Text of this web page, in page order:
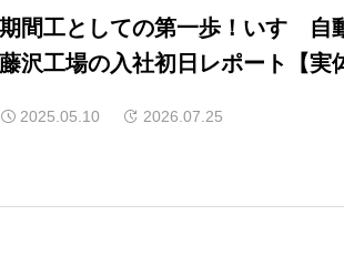
期間工としての第一歩！いすゞ自
藤沢工場の入社初日レポート【実
2025.05.10 2026.07.25